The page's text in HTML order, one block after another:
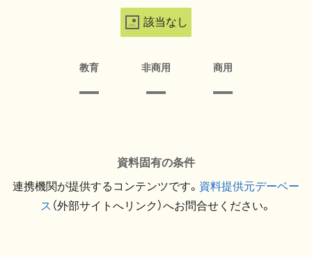
該当なし
教育 非商用 商用
資料固有の条件
連携機関が提供するコンテンツです。 資料提供元デーベー
ス （外部サイトへリンク）へお問合せください。